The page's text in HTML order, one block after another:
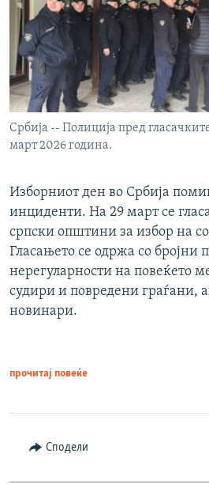
Србија -- Полиција пред
март 2026 година.
Изборниот ден во Србија
инциденти. На 29 март се
српски општини за избор на
Гласањето се одржа со бројни
нерегуларности на повеќето
судири и повредени граѓани,
новинари.
прочитај повеќе
Сподели